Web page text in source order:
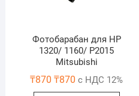
Фотобарабан для HP
1320/ 1160/ P2015
Mitsubishi
₸870 ₸870 с НДС 12%